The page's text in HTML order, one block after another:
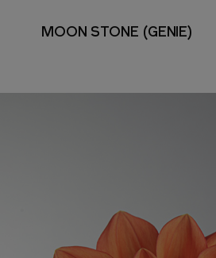
MOON STONE (GENIE)